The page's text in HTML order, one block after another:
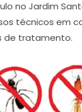
no Jardim
técnicos em
de tratamento.